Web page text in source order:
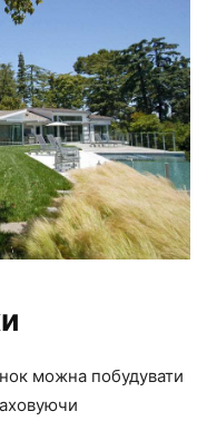
можна побудувати